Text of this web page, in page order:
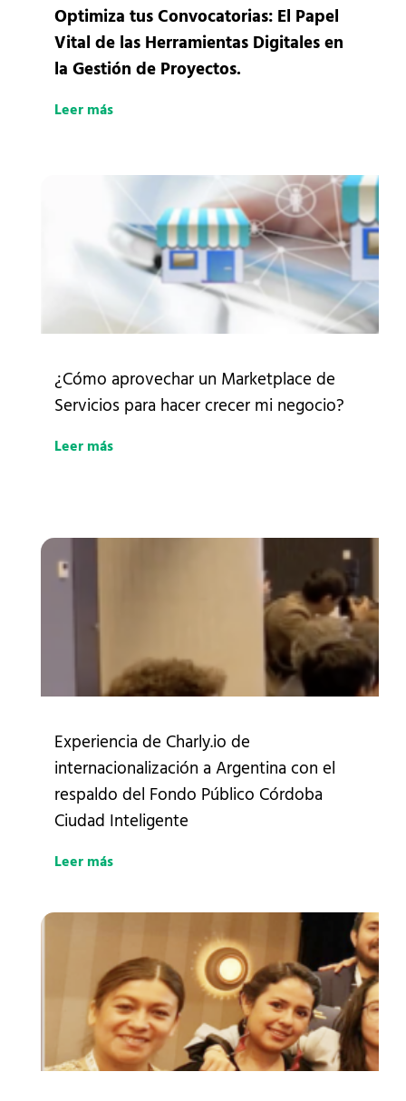
Optimiza tus Convocatorias: El Papel
Vital de las Herramientas Digitales en
la Gestión de Proyectos.
Leer más
¿Cómo aprovechar un Marketplace de
Servicios para hacer crecer mi negocio?
Leer más
Experiencia de Charly.io de
internacionalización a Argentina con el
respaldo del Fondo Público Córdoba
Ciudad Inteligente
Leer más